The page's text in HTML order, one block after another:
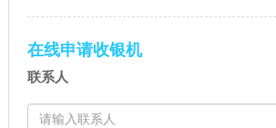
执照怎么办理POS机）
在线申请收银机
联系人